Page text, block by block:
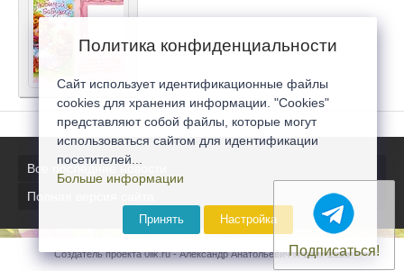
Все последние новости
Полная версия сайта
Создатель проекта 0lik.ru - Александр Анатольевич © 2007-2026
Подписаться!
Политика конфиденциальности
Сайт использует идентификационные файлы
cookies для хранения информации. "Cookies"
представляют собой файлы, которые могут
использоваться сайтом для идентификации
посетителей...
Больше информации
Принять Настройка